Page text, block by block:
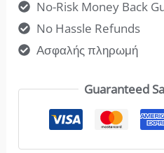
No-Risk Money Back
No Hassle Refunds
Ασφαλής πληρωμή
Guaranteed